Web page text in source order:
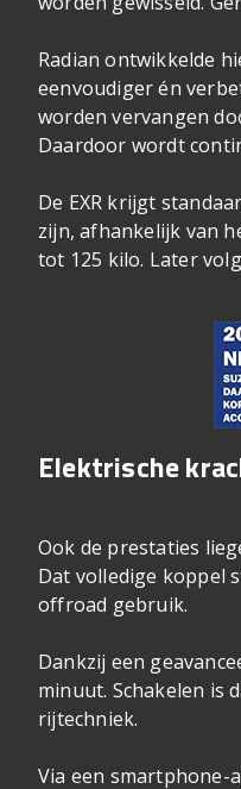
Radian ontwikkelde
eenvoudiger én
worden vervangen
Daardoor wordt
De EXR krijgt
zijn, afhankelijk van
tot 125 kilo. Later
Elektrische
Ook de prestaties
Dat volledige koppel
offroad gebruik.
Dankzij een
minuut. Schakelen is
rijtechniek.
Via een smartphone-